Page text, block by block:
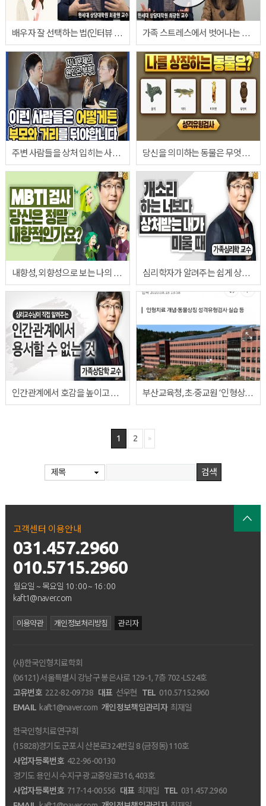
배우자 잘 선택하는 법(인터뷰 2탄) 가족 스트레스에서 벗어나는 방법은?(인터뷰 1탄)
주변 사람들을 상처 입히는 사람들의 특징 당신을 의미하는 동물은 무엇인가요? (동물로 보는 성격검사)
내향성, 외향성으로 보는 나의 성격은? (불치병에 잘 걸리는 성격유형) 심리학자가 알려주는 쉽게 상처받지 않는 방법
인간관계에서 호감을 높이고 미움을 차단하는 대화기술 부산교육청, 초·중교원 ‘인형상담치료’ 온라인 연수
1 2
제목
고객센터 이용안내
031.457.2960
010.5715.2960
월요일 ~ 목요일 10 : 00 ~ 16 : 00
kaft1@naver.com
이용약관 개인정보처리방침 관리자
(사)한국인형치료학회
(06121) 서울특별시 강남구 봉은사로 129-1, 7층 702-LS24호
고유번호 222-82-09738 대표 선우현 TEL 010.5715.2960
EMAIL kaft1@naver.com 개인정보책임관리자 최재일
한국인형치료연구회
(15828)경기도 군포시 산본로324번길 8 (금정동) 110호
사업자등록번호 422-96-00130
경기도 용인시 수지구 광교중앙로316, 403호
사업자등록번호 717-14-00556 대표 최재일 TEL 031.457.2960